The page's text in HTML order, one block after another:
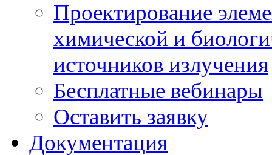
Проектирование
химической и
источников излучения
Бесплатные вебинары
Оставить заявку
Документация